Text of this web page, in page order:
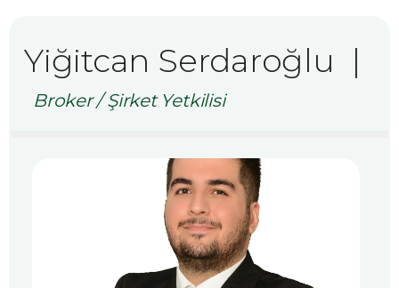
Yiğitcan Serdaroğlu |
Broker / Şirket Yetkilisi